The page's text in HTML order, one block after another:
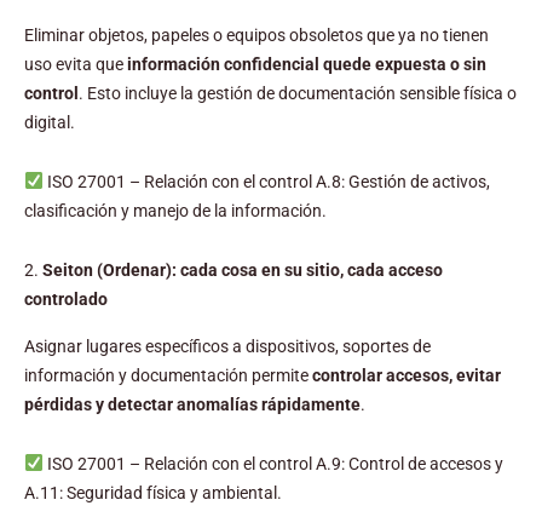
Eliminar objetos, papeles o equipos obsoletos que ya no tienen
uso evita queinformación confidencial quede expuesta o sin
control . Esto incluye la gestión de documentación sensible física o
digital.
ISO 27001 – Relación con el control A.8: Gestión de activos,
clasificación y manejo de la información.
2. Seiton (Ordenar): cada cosa en su sitio, cada acceso
controlado
Asignar lugares específicos a dispositivos, soportes de
información y documentación permitecontrolar accesos, evitar
pérdidas y detectar anomalías rápidamente.
ISO 27001 – Relación con el control A.9: Control de accesos y
A.11: Seguridad física y ambiental.